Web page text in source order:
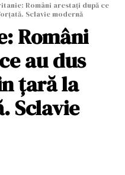
Români arestați după ce
Sclavie modernă
Români
au dus
țară la
Sclavie